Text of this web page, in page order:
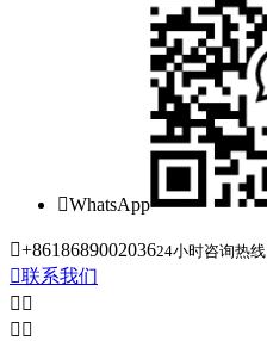
WhatsApp
+861868900203624小时咨询热线
联系我们
 
 